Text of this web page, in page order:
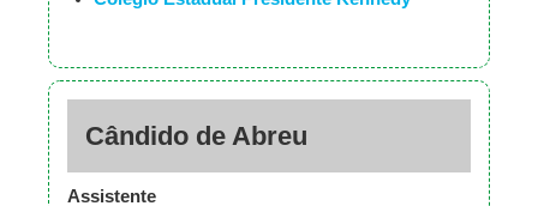
Cândido de Abreu
Assistente